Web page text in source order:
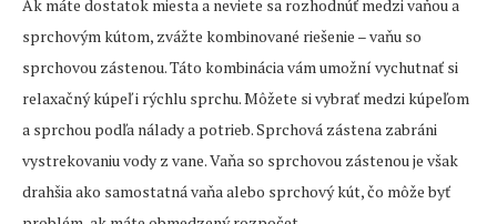
Ak máte dostatok miesta a neviete sa rozhodnúť medzi vaňou a
sprchovým kútom, zvážte kombinované riešenie – vaňu so
sprchovou zástenou. Táto kombinácia vám umožní vychutnať si
relaxačný kúpeľ i rýchlu sprchu. Môžete si vybrať medzi kúpeľom
a sprchou podľa nálady a potrieb. Sprchová zástena zabráni
vystrekovaniu vody z vane. Vaňa so sprchovou zástenou je však
drahšia ako samostatná vaňa alebo sprchový kút, čo môže byť